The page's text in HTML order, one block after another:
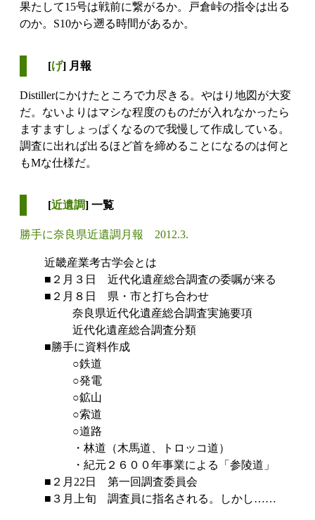
果たして15号は戦前に繋がるか。戸倉峠の指令は出る
のか。S10から遡る時間があるか。
[げ] 月報
Distillerにかけたところで力尽きる。やはり地図が大変
だ。ないよりはマシな程度のものだが入れなかったら
ますますしょっぱくなるので我慢して作成している。
調査に出れば出るほど首を締めることになるのは何と
もMな仕様だ。
[近遺調] 一覧
勝手に奈良県近遺調月報 2012.3.
近畿産業考古学会とは
■２月３日 近代化遺産総合調査の委嘱が来る
■２月８日 県・市と打ち合わせ
奈良県近代化遺産総合調査実施要項
近代化遺産総合調査分類
■勝手に資料作成
○鉄道
○発電
○鉱山
○索道
○道路
・林道（木馬道、トロッコ道）
・紀元２６００年事業による「参陵道」
■２月22日 第一回調査委員会
■３月上旬 調査員に指名される。しかし……